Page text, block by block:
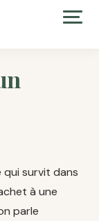
qui survit dans
à une
parle